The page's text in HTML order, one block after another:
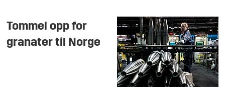
Tommel opp for
granater til Norge